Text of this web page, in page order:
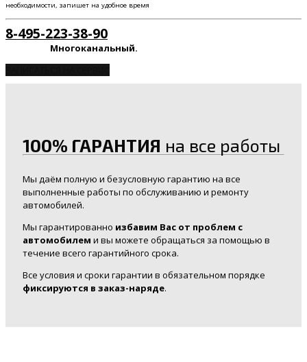
необходимости, запишет на удобное время
8-495-223-38-90
Многоканальный.
100% ГАРАНТИЯ на все работы
Мы даём полную и безусловную гарантию на все
выполненные работы по обслуживанию и ремонту
автомобилей.
Мы гарантированно избавим Вас от проблем с
автомобилем и вы можете обращаться за помощью в
течение всего гарантийного срока.
Все условия и сроки гарантии в обязательном порядке
фиксируются в заказ-наряде.